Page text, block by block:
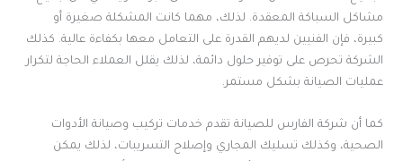
مشاكل السباكة المعقدة. لذلك، مهما كانت المشكلة صغيرة أو
كبيرة، فإن الفنيين لديهم القدرة على التعامل معها بكفاءة عالية. كذلك
الشركة تحرص على توفير حلول دائمة، لذلك يقلل العملاء الحاجة لتكرار
عمليات الصيانة بشكل مستمر.
كما أن شركة الفارس للصيانة تقدم خدمات تركيب وصيانة الأدوات
الصحية، وكذلك تسليك المجاري وإصلاح التسريبات، لذلك يمكن